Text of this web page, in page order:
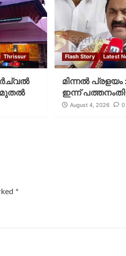
Thrissur
മുതല്‍
Flash Story Latest
മിന്നല്‍ പ്രളയം
ഇന്ന്
August 4, 2026 0
*